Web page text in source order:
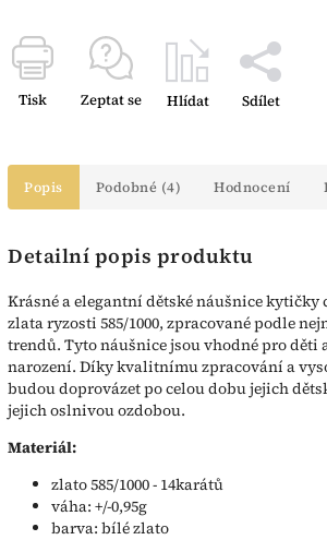
Tisk Zeptat se Hlídat Sdílet
Popis Podobné (4) Hodnocení
Detailní popis produktu
Krásné a elegantní dětské náušnice kytičky
zlata ryzosti 585/1000, zpracované podle
trendů. Tyto náušnice jsou vhodné pro děti
narození. Díky kvalitnímu zpracování a
budou doprovázet po celou dobu jejich
jejich oslnivou ozdobou.
Materiál:
zlato 585/1000 - 14karátů
váha: +/-0,95g
barva: bílé zlato